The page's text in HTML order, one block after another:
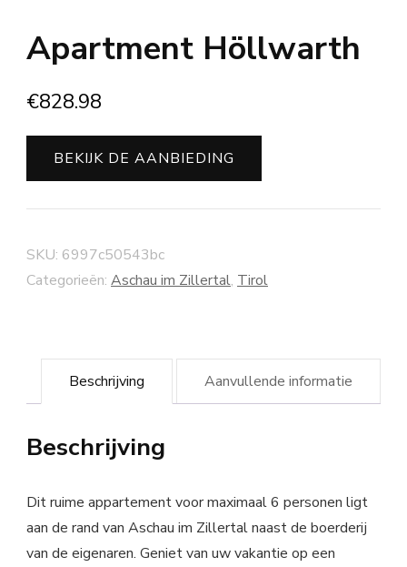
Apartment Höllwarth
€828.98
BEKIJK DE AANBIEDING
SKU: 6997c50543bc
Categorieën: Aschau im Zillertal, Tirol
Beschrijving Aanvullende informatie
Beschrijving
Dit ruime appartement voor maximaal 6 personen ligt
aan de rand van Aschau im Zillertal naast de boerderij
van de eigenaren. Geniet van uw vakantie op een